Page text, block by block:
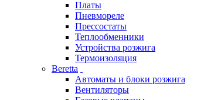
Платы
Пневмореле
Прессостаты
Теплообменники
Устройства розжига
Термоизоляция
Beretta
Автоматы и блоки розжига
Вентиляторы